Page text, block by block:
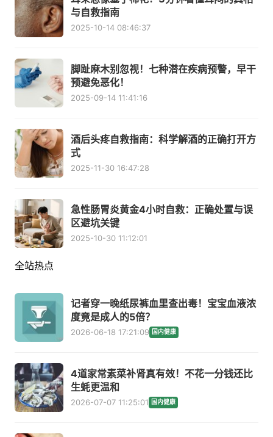
与自救指南
2025-10-14 08:46:37
脚趾麻木别忽视！七种潜在疾病预警，早干
预避免恶化！
2025-09-14 11:41:16
酒后头疼自救指南：科学解酒的正确打开方
式
2025-11-30 16:47:28
急性肠胃炎黄金4小时自救：正确处置与误
区避坑关键
2025-10-30 11:12:01
全站热点
记者穿一晚纸尿裤血里查出毒！宝宝血液浓
度竟是成人的5倍？
2026-06-18 17:21:09 国内健康
4道家常素菜补肾真有效！不花一分钱还比
生蚝更温和
2026-07-07 11:25:01 国内健康